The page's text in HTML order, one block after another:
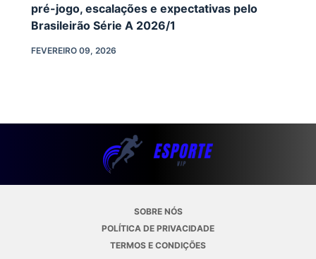
pré-jogo, escalações e expectativas pelo
Brasileirão Série A 2026/1
FEVEREIRO 09, 2026
SOBRE NÓS
POLÍTICA DE PRIVACIDADE
TERMOS E CONDIÇÕES